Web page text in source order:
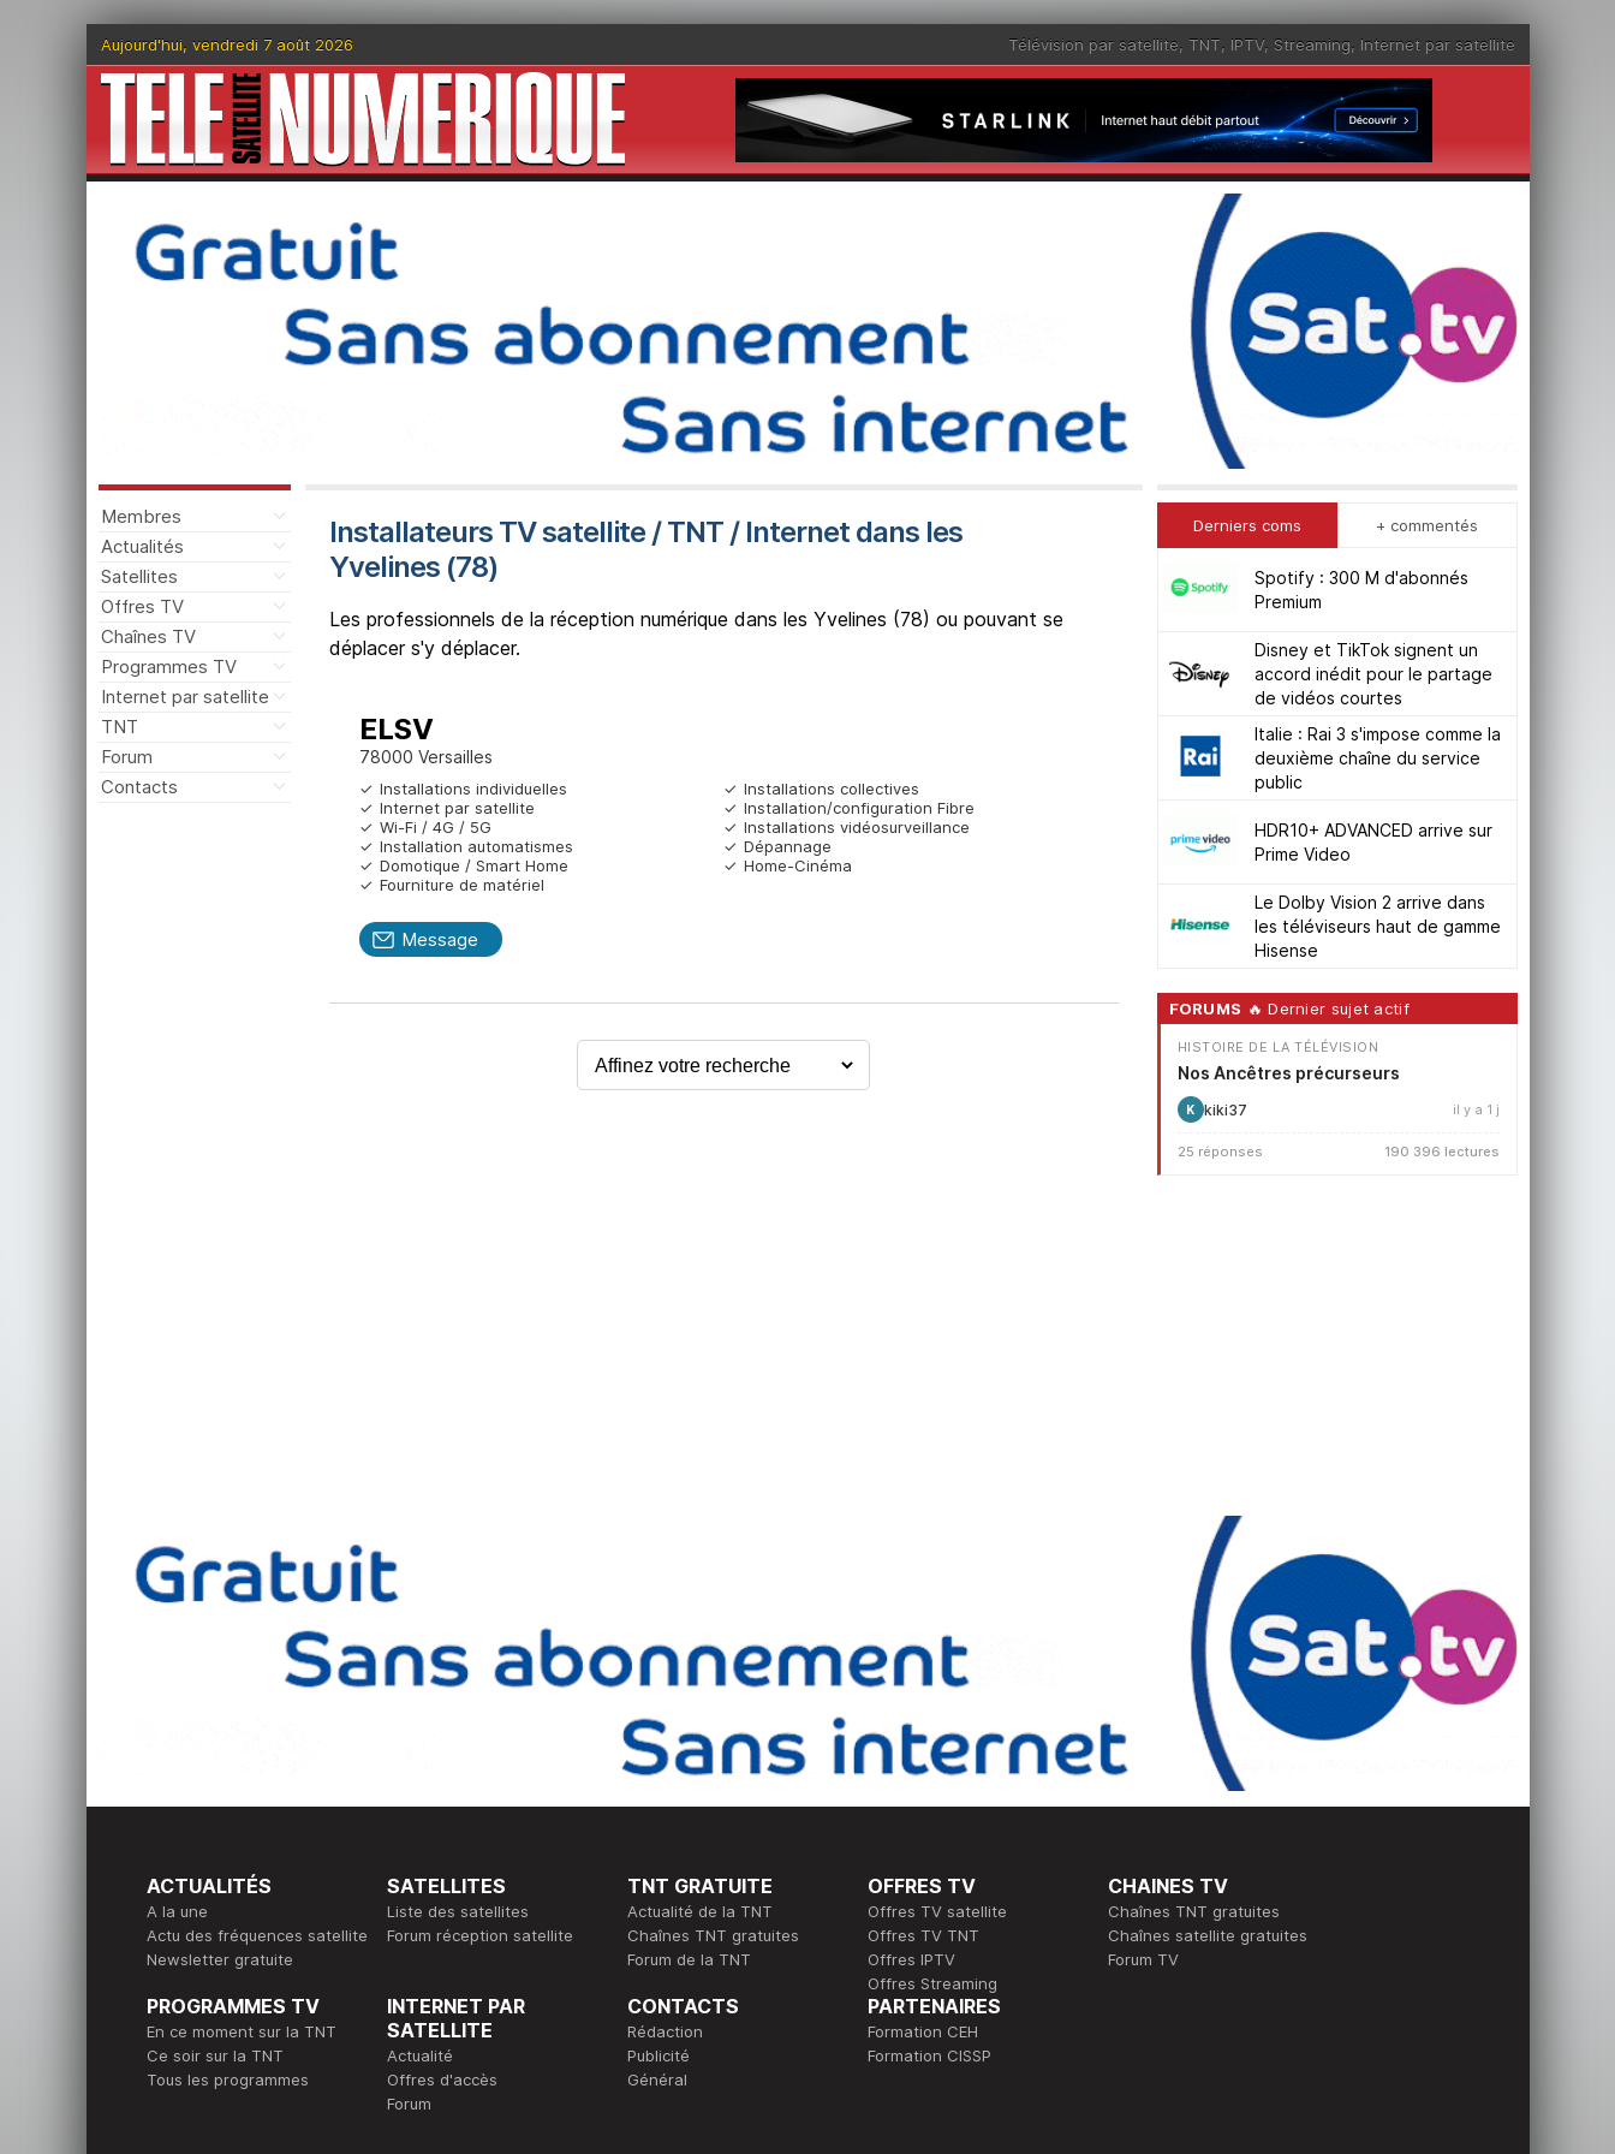
Aujourd'hui, vendredi 7 août 2026 Télévision par satellite, TNT, IPTV, Streaming, Internet par satellite
Membres
Actualités
Satellites
Offres TV
Chaînes TV
Programmes TV
Internet par satellite
TNT
Forum
Contacts
Installateurs TV satellite / TNT / Internet dans les
Yvelines (78)
Les professionnels de la réception numérique dans les Yvelines (78) ou pouvant se
déplacer s'y déplacer.
ELSV
78000 Versailles
Installations individuelles
Installations collectives
Internet par satellite
Installation/configuration Fibre
Wi-Fi / 4G / 5G
Installations vidéosurveillance
Installation automatismes
Dépannage
Domotique / Smart Home
Home-Cinéma
Fourniture de matériel
Message
Derniers coms + commentés
Spotify : 300 M d'abonnés
Premium
Disney et TikTok signent un
accord inédit pour le partage
de vidéos courtes
Italie : Rai 3 s'impose comme la
deuxième chaîne du service
public
HDR10+ ADVANCED arrive sur
Prime Video
Le Dolby Vision 2 arrive dans
les téléviseurs haut de gamme
Hisense
FORUMS 🔥 Dernier sujet actif
HISTOIRE DE LA TÉLÉVISION
Nos Ancêtres précurseurs
K kiki37 il y a 1 j
25 réponses 190 396 lectures
ACTUALITÉS
A la une
Actu des fréquences satellite
Newsletter gratuite
SATELLITES
Liste des satellites
Forum réception satellite
TNT GRATUITE
Actualité de la TNT
Chaînes TNT gratuites
Forum de la TNT
OFFRES TV
Offres TV satellite
Offres TV TNT
Offres IPTV
Offres Streaming
CHAINES TV
Chaînes TNT gratuites
Chaînes satellite gratuites
Forum TV
PROGRAMMES TV
En ce moment sur la TNT
Ce soir sur la TNT
Tous les programmes
INTERNET PAR
SATELLITE
Actualité
Offres d'accès
Forum
CONTACTS
Rédaction
Publicité
Général
PARTENAIRES
Formation CEH
Formation CISSP